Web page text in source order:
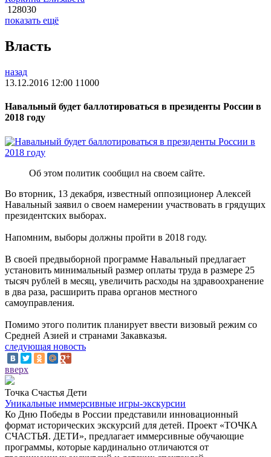
128030
показать ещё
Власть
назад
13.12.2016 12:00 11000
Навальный будет баллотироваться в президенты России в
2018 году
Об этом политик сообщил на своем сайте.
Во вторник, 13 декабря, известный оппозиционер Алексей
Навальный заявил о своем намерении участвовать в грядущих
президентских выборах.
Напомним, выборы должны пройти в 2018 году.
В своей предвыборной программе Навальный предлагает
установить минимальный размер оплаты труда в размере 25
тысяч рублей в месяц, увеличить расходы на здравоохранение
в два раза, расширить права органов местного
самоуправления.
Помимо этого политик планирует ввести визовый режим со
Средней Азией и странами Закавказья.
следующая новость
вверх
Точка Счастья Дети
Уникальные иммерсивные игры-экскурсии
Ко Дню Победы в России представили инновационный
формат исторических экскурсий для детей. Проект «ТОЧКА
СЧАСТЬЯ. ДЕТИ», предлагает иммерсивные обучающие
программы, которые кардинально отличаются от